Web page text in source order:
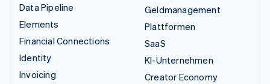
Data Pipeline
Elements
Financial Connections
Identity
Invoicing
Geldmanagement
Plattformen
SaaS
KI-Unternehmen
Creator Economy